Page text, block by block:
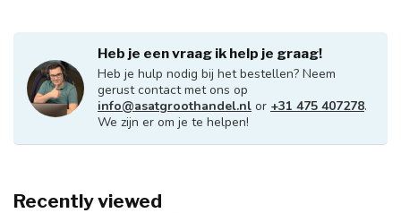
Heb je een vraag ik help je graag!
Heb je hulp nodig bij het bestellen? Neem
gerust contact met ons op
info@asatgroothandel.nl or +31 475 407278.
We zijn er om je te helpen!
Recently viewed